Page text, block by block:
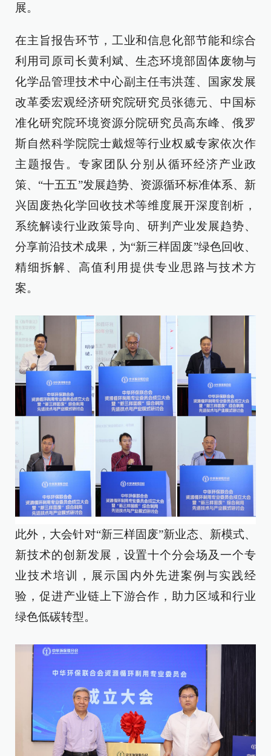
展。
在主旨报告环节，工业和信息化部节能和综合
利用司原司长黄利斌、生态环境部固体废物与
化学品管理技术中心副主任韦洪莲、国家发展
改革委宏观经济研究院研究员张德元、中国标
准化研究院环境资源分院研究员高东峰、俄罗
斯自然科学院院士戴煜等行业权威专家依次作
主题报告。专家团队分别从循环经济产业政
策、“十五五”发展趋势、资源循环标准体系、新
兴固废热化学回收技术等维度展开深度剖析，
系统解读行业政策导向、研判产业发展趋势、
分享前沿技术成果，为“新三样固废”绿色回收、
精细拆解、高值利用提供专业思路与技术方
案。
此外，大会针对“新三样固废”新业态、新模式、
新技术的创新发展，设置十个分会场及一个专
业技术培训，展示国内外先进案例与实践经
验，促进产业链上下游合作，助力区域和行业
绿色低碳转型。